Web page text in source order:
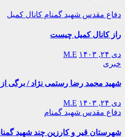
دفاع مقدس شهید گمنام کانال کمیل
راز کانال کمیل چیست
دی ۲۴, ۱۴۰۳
M.E
خبری
شهید محمد رضا رستمی نژاد / برگی از
دی ۲۴, ۱۴۰۳
M.E
دفاع مقدس شهید گمنام
شهرستان قیر و کارزین چند شهید